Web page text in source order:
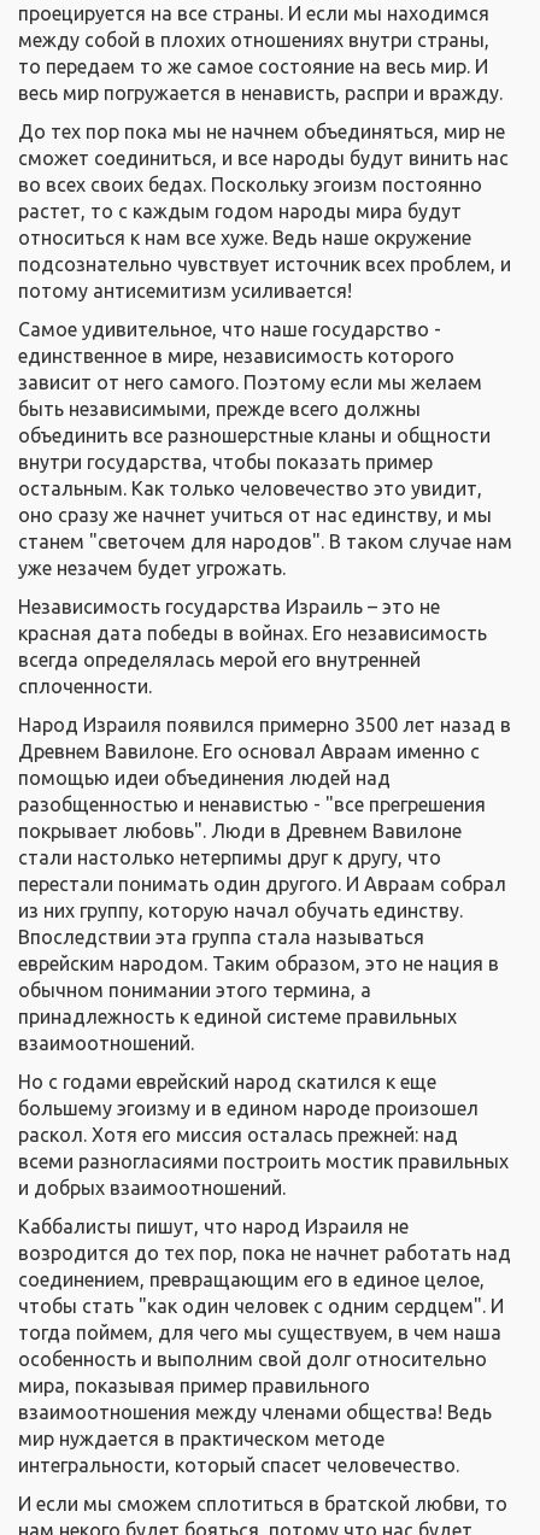
проецируется на все страны. И если мы находимся
между собой в плохих отношениях внутри страны,
то передаем то же самое состояние на весь мир. И
весь мир погружается в ненависть, распри и вражду.
До тех пор пока мы не начнем объединяться, мир не
сможет соединиться, и все народы будут винить нас
во всех своих бедах. Поскольку эгоизм постоянно
растет, то с каждым годом народы мира будут
относиться к нам все хуже. Ведь наше окружение
подсознательно чувствует источник всех проблем, и
потому антисемитизм усиливается!
Самое удивительное, что наше государство -
единственное в мире, независимость которого
зависит от него самого. Поэтому если мы желаем
быть независимыми, прежде всего должны
объединить все разношерстные кланы и общности
внутри государства, чтобы показать пример
остальным. Как только человечество это увидит,
оно сразу же начнет учиться от нас единству, и мы
станем "светочем для народов". В таком случае нам
уже незачем будет угрожать.
Независимость государства Израиль – это не
красная дата победы в войнах. Его независимость
всегда определялась мерой его внутренней
сплоченности.
Народ Израиля появился примерно 3500 лет назад в
Древнем Вавилоне. Его основал Авраам именно с
помощью идеи объединения людей над
разобщенностью и ненавистью - "все прегрешения
покрывает любовь". Люди в Древнем Вавилоне
стали настолько нетерпимы друг к другу, что
перестали понимать один другого. И Авраам собрал
из них группу, которую начал обучать единству.
Впоследствии эта группа стала называться
еврейским народом. Таким образом, это не нация в
обычном понимании этого термина, а
принадлежность к единой системе правильных
взаимоотношений.
Но с годами еврейский народ скатился к еще
большему эгоизму и в едином народе произошел
раскол. Хотя его миссия осталась прежней: над
всеми разногласиями построить мостик правильных
и добрых взаимоотношений.
Каббалисты пишут, что народ Израиля не
возродится до тех пор, пока не начнет работать над
соединением, превращающим его в единое целое,
чтобы стать "как один человек с одним сердцем". И
тогда поймем, для чего мы существуем, в чем наша
особенность и выполним свой долг относительно
мира, показывая пример правильного
взаимоотношения между членами общества! Ведь
мир нуждается в практическом методе
интегральности, который спасет человечество.
И если мы сможем сплотиться в братской любви, то